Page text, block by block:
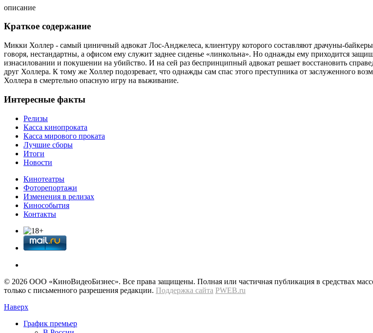
описание
Краткое содержание
Микки Холлер - самый циничный адвокат Лос-Анджелеса, клиентуру которого составляют драчуны-
говоря, нестандартны, а офисом ему служит заднее сиденье «линкольна». Но однажды ему приходится
изнасиловании и покушении на убийство. И на сей раз беспринципный адвокат решает восстановить
друг Холлера. К тому же Холлер подозревает, что однажды сам спас этого преступника от заслуженного
Холлера в смертельно опасную игру на выживание.
Интересные факты
Релизы
Касса кинопроката
Касса мирового проката
Лучшие сборы
Итоги
Новости
Кинотеатры
Фоторепортажи
Изменения в релизах
Кинособытия
Контакты
© 2026 OOО «КиноВидеоБизнес». Все права защищены. Полная или частичная публикация в средствах
только с письменного разрешения редакции. Поддержка сайта PWEB.ru
Наверх
График премьер